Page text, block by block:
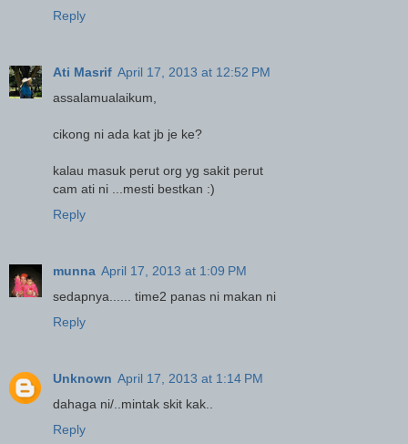
Reply
Ati Masrif April 17, 2013 at 12:52 PM
assalamualaikum,
cikong ni ada kat jb je ke?
kalau masuk perut org yg sakit perut
cam ati ni ...mesti bestkan :)
Reply
munna April 17, 2013 at 1:09 PM
sedapnya...... time2 panas ni makan ni
Reply
Unknown April 17, 2013 at 1:14 PM
dahaga ni/..mintak skit kak..
Reply